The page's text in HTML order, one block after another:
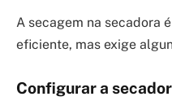
A secagem na secadora
eficiente, mas exige
Configurar a